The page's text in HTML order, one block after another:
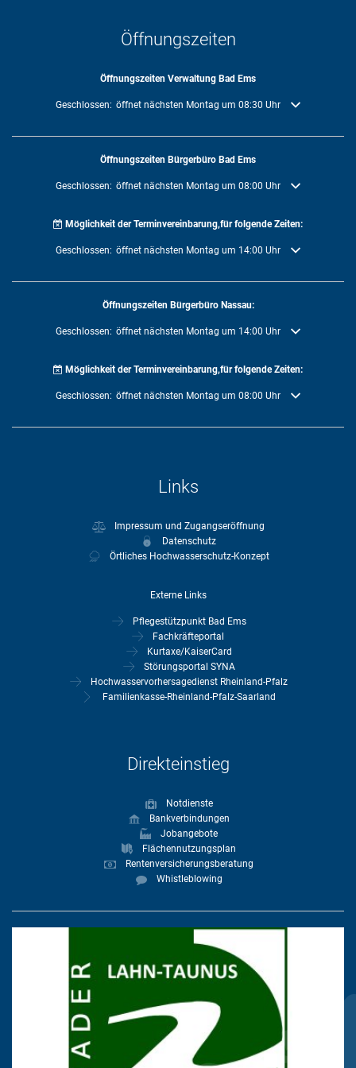
Öffnungszeiten
Öffnungszeiten Verwaltung Bad Ems
Klicken, um weitere Öffnungs- oder Schließzeiten auszublenden
Geschlossen: öffnet nächsten Montag um 08:30 Uhr
Öffnungszeiten Bürgerbüro Bad Ems
Klicken, um weitere Öffnungs- oder Schließzeiten auszublenden
Geschlossen: öffnet nächsten Montag um 08:00 Uhr
Möglichkeit der Terminvereinbarung,für folgende Zeiten:
Klicken, um weitere Öffnungs- oder Schließzeiten auszublenden
Geschlossen: öffnet nächsten Montag um 14:00 Uhr
Öffnungszeiten Bürgerbüro Nassau:
Klicken, um weitere Öffnungs- oder Schließzeiten auszublenden
Geschlossen: öffnet nächsten Montag um 14:00 Uhr
Möglichkeit der Terminvereinbarung,für folgende Zeiten:
Klicken, um weitere Öffnungs- oder Schließzeiten auszublenden
Geschlossen: öffnet nächsten Montag um 08:00 Uhr
Links
Impressum und Zugangseröffnung
Datenschutz
Örtliches Hochwasserschutz-Konzept
Externe Links
Pflegestützpunkt Bad Ems
Fachkräfteportal
Kurtaxe/KaiserCard
Störungsportal SYNA
Hochwasservorhersagedienst Rheinland-Pfalz
Familienkasse-Rheinland-Pfalz-Saarland
Direkteinstieg
Notdienste
Bankverbindungen
Jobangebote
Flächennutzungsplan
Rentenversicherungsberatung
Whistleblowing